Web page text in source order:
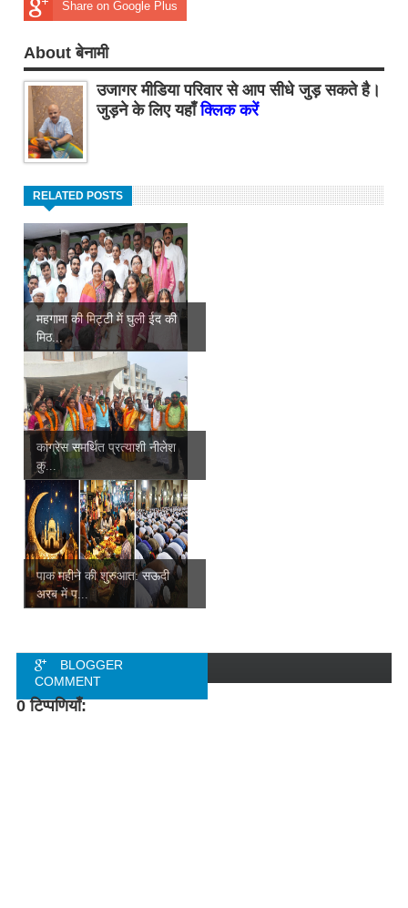
Share on Google Plus
About बेनामी
उजागर मीडिया परिवार से आप सीधे जुड़ सकते है।
जुड़ने के लिए यहाँक्लिक करें
RELATED POSTS
महगामा की मिट्टी में घुली ईद की
मिठ...
कांग्रेस समर्थित प्रत्याशी नीलेश
कु...
पाक महीने की शुरुआत: सऊदी
अरब में प...
BLOGGER
COMMENT
0 टिप्पणियाँ: